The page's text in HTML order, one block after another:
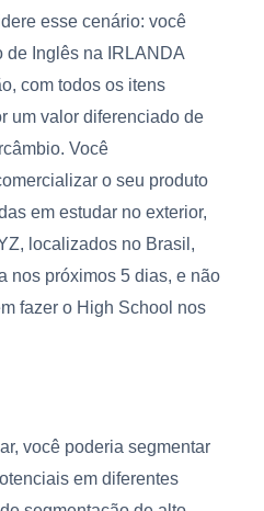
esse cenário: você
de Inglês na IRLANDA
com todos os itens
um valor diferenciado de
Você
o seu produto
em estudar no exterior,
localizados no Brasil,
nos próximos 5 dias, e não
fazer o High School nos
você poderia segmentar
em diferentes